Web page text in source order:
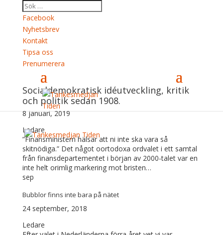
Facebook
Nyhetsbrev
Kontakt
Tipsa oss
Prenumerera
Socialdemokratisk idéutveckling, kritik
och politik sedan 1908.
Ledare - Arkiv
jan
S-förnyelse utan ängslighet och ensidighet
8 januari, 2019
Ledare
”Finansministern hälsar att ni inte ska vara så
skitnödiga.” Det något oortodoxa ordvalet i ett samtal
från finansdepartementet i början av 2000-talet var en
inte helt orimlig markering mot bristen…
sep
Bubblor finns inte bara på nätet
24 september, 2018
Ledare